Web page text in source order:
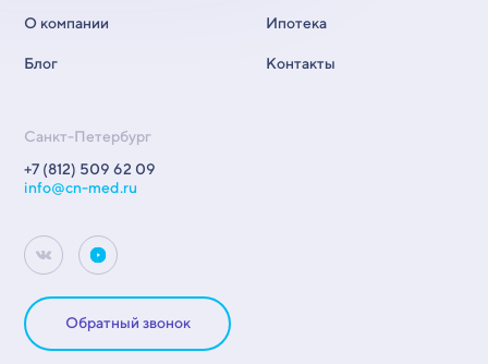
О компании
Блог
Ипотека
Контакты
Санкт-Петербург
+7 (812) 509 62 09
info@cn-med.ru
Обратный звонок